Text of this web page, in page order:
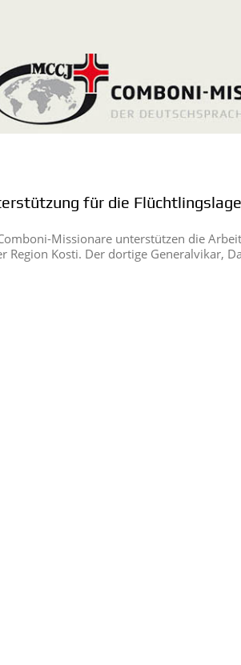
für die
Missionare unterstützen die
Region Kosti. Der dortige Generalvikar,